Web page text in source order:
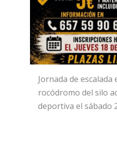
Jornada de
rocódromo del silo
deportiva el sábado